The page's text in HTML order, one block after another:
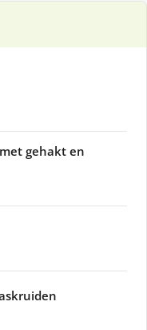
gehakt en